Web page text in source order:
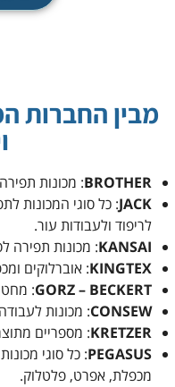
מבין החברות
BROTHER: מכונות
JACK: כל סוגי המכונות
לריפוד ולעבודות עור.
KANSAI: מכונות תפירה
KINGTEX: אוברלוקים
GORZ – BECKERT
:
CONSEW: מכונות
KRETZER: מספריים
PEGASUS: כל סוגי
מכפלת, אפרט, פלטלוק.